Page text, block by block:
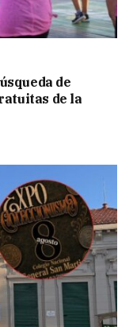
de
de la